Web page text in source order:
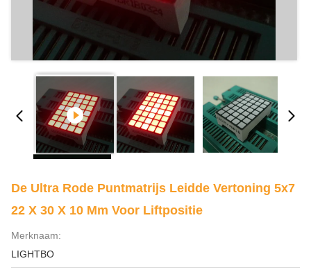
De Ultra Rode Puntmatrijs Leidde Vertoning 5x7
22 X 30 X 10 Mm Voor Liftpositie
Merknaam:
LIGHTBO